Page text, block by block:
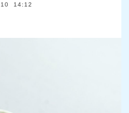
10 14:12